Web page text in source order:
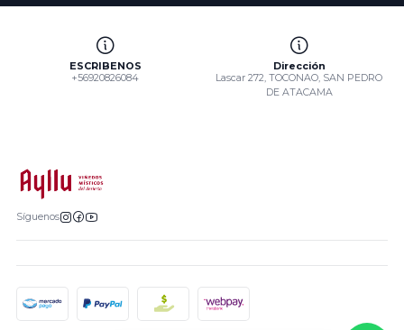
ESCRIBENOS
+56920826084
Dirección
Lascar 272, TOCONAO, SAN PEDRO
DE ATACAMA
Síguenos